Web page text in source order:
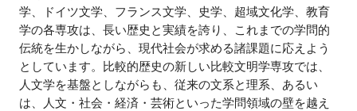
学、ドイツ文学、フランス文学、史学、超域文化学、教育
学の各専攻は、長い歴史と実績を誇り、これまでの学問的
伝統を生かしながら、現代社会が求める諸課題に応えよう
としています。比較的歴史の新しい比較文明学専攻では、
人文学を基盤としながらも、従来の文系と理系、あるい
は、人文・社会・経済・芸術といった学問領域の壁を越え